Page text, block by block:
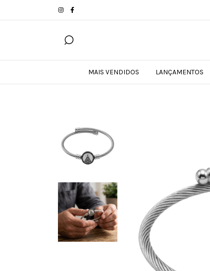
MAIS VENDIDOS LANÇAMENTOS